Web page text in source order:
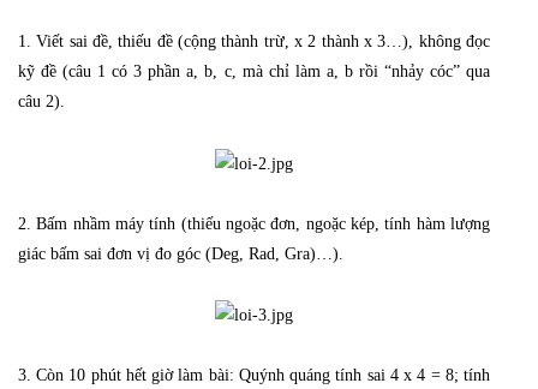
1. Viết sai đề, thiếu đề (cộng thành trừ, x 2 thành x 3…), không đọc
kỹ đề (câu 1 có 3 phần a, b, c, mà chỉ làm a, b rồi “nhảy cóc” qua
câu 2).
2. Bấm nhầm máy tính (thiếu ngoặc đơn, ngoặc kép, tính hàm lượng
giác bấm sai đơn vị đo góc (Deg, Rad, Gra)…).
3. Còn 10 phút hết giờ làm bài: Quýnh quáng tính sai 4 x 4 = 8; tính